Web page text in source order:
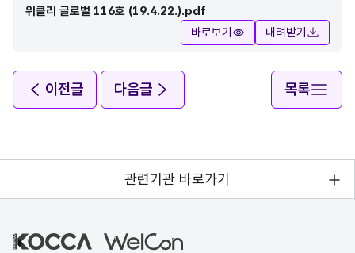
위클리 글로벌 116호 (19.4.22.).pdf
바로보기
내려받기
이전글 다음글 목록
관련기관 바로가기